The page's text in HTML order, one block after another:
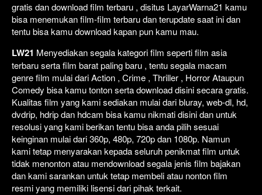
gratis dan download film terbaru , disitus LayarWarna21 kamu
bisa menemukan film-film terbaru dan terupdate saat ini dan
tentu bisa kamu download kapan pun kamu mau.
LW21 Menyediakan segala kategori film seperti film asia
terbaru serta film barat paling baru , tentu segala macam
genre film mulai dari Action , Crime , Thriller , Horror Ataupun
Comedy bisa kamu tonton serta download disini secara gratis.
Kualitas film yang kami sediakan mulai dari bluray, web-dl, hd,
dvdrip, hdrip dan hdcam bisa kamu nikmati disini dan untuk
resolusi yang kami berikan tentu bisa anda pilih sesuai
keinginan mulai dari 360p, 480p, 720p dan 1080p. Namun
kami tetap menyarakan kepada seluruh penikmat film untuk
tidak menonton atau mendownload segala jenis film bajakan
dan kami sarankan untuk tetap membeli atau nonton film
resmi yang memiliki lisensi dari pihak terkait.